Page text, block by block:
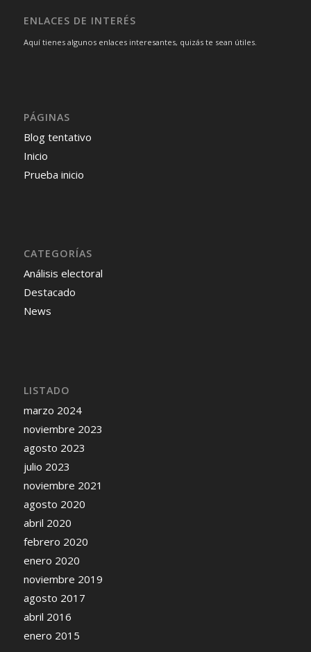
ENLACES DE INTERÉS
Aquí tienes algunos enlaces interesantes, quizás te sean útiles.
PÁGINAS
Blog tentativo
Inicio
Prueba inicio
CATEGORÍAS
Análisis electoral
Destacado
News
LISTADO
marzo 2024
noviembre 2023
agosto 2023
julio 2023
noviembre 2021
agosto 2020
abril 2020
febrero 2020
enero 2020
noviembre 2019
agosto 2017
abril 2016
enero 2015